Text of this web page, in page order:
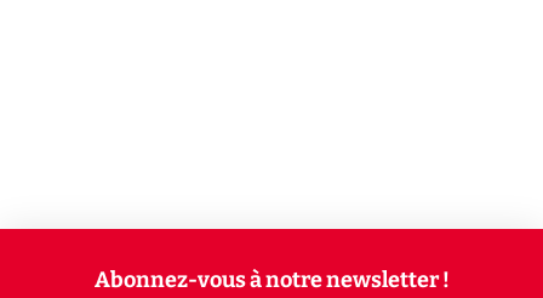
Abonnez-vous à notre newsletter !